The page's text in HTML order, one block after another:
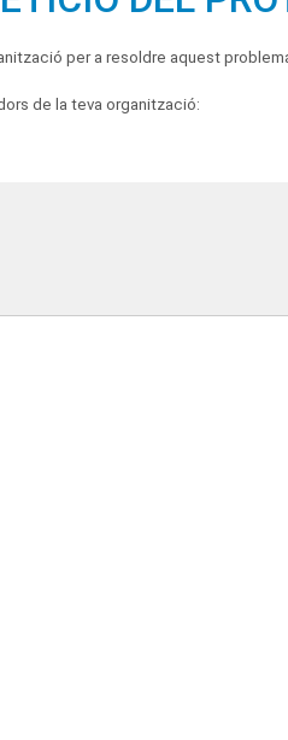
per a resoldre aquest
de la teva organització: